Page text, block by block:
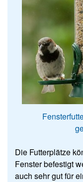
Die Futterplätze
Fenster befestigt
auch sehr gut für